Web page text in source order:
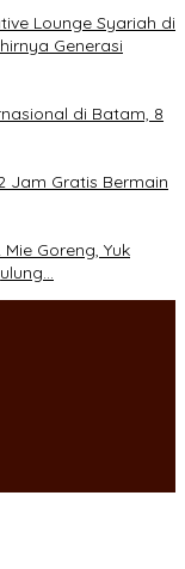
Lounge Syariah di
Generasi
di Batam, 8
Jam Gratis Bermain
Goreng, Yuk